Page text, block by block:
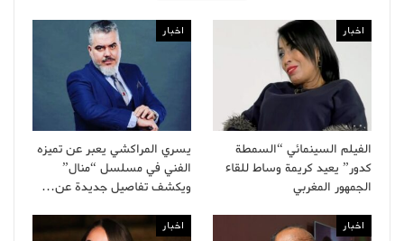
اخبار
الفيلم السينمائي “السمطة
كدور” يعيد كريمة وساط للقاء
الجمهور المغربي
اخبار
يسري المراكشي يعبر عن تميزه
الفني في مسلسل “منال”
ويكشف تفاصيل جديدة عن…
اخبار اخبار